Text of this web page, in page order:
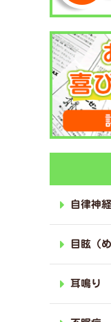
自律神
目眩（
耳鳴り